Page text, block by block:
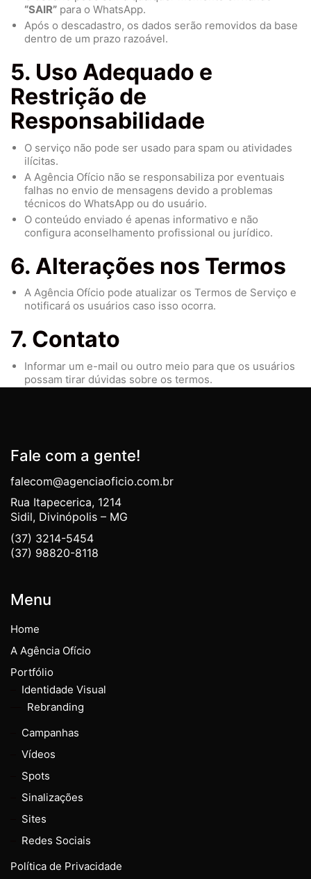
“SAIR” para o WhatsApp.
Após o descadastro, os dados serão removidos da base
dentro de um prazo razoável.
5. Uso Adequado e
Restrição de
Responsabilidade
O serviço não pode ser usado para spam ou atividades
ilícitas.
A Agência Ofício não se responsabiliza por eventuais
falhas no envio de mensagens devido a problemas
técnicos do WhatsApp ou do usuário.
O conteúdo enviado é apenas informativo e não
configura aconselhamento profissional ou jurídico.
6. Alterações nos Termos
A Agência Ofício pode atualizar os Termos de Serviço e
notificará os usuários caso isso ocorra.
7. Contato
Informar um e-mail ou outro meio para que os usuários
possam tirar dúvidas sobre os termos.
Fale com a gente!
falecom@agenciaoficio.com.br
Rua Itapecerica, 1214
Sidil, Divinópolis – MG
(37) 3214-5454
(37) 98820-8118
Menu
Home
A Agência Ofício
Portfólio
Identidade Visual
Rebranding
Campanhas
Vídeos
Spots
Sinalizações
Sites
Redes Sociais
Política de Privacidade